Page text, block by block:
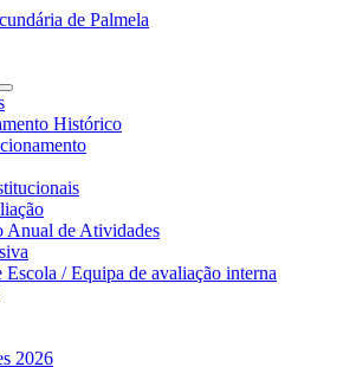
Histórico
Anual de Atividades
Escola / Equipa de avaliação interna
2026